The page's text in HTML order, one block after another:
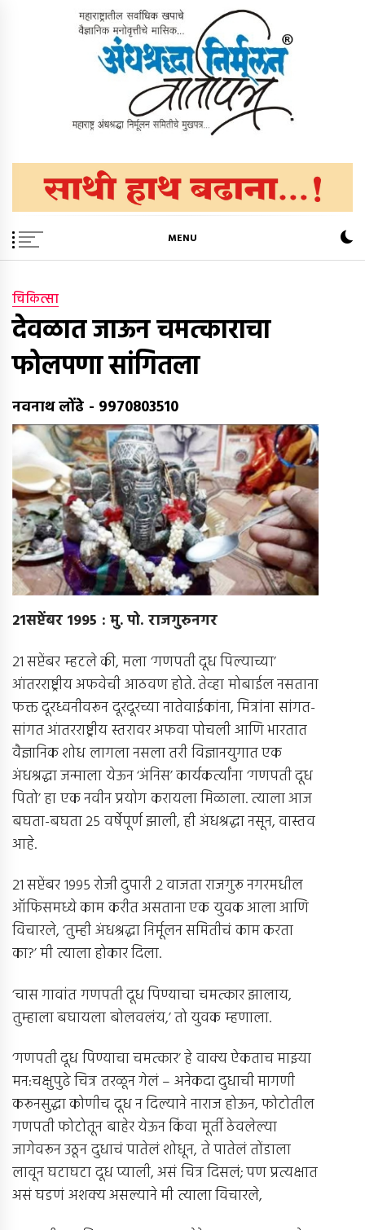
अंधश्रद्धा निर्मूलन वार्तापत्र ®
MENU
चिकित्सा
देवळात जाऊन चमत्काराचा
फोलपणा सांगितला
नवनाथ लोंढे - 9970803510
21सप्टेंबर 1995 : मु.पो. राजगुरुनगर
21 सप्टेंबर म्हटले की, मला ‘गणपती दूध पिल्याच्या’
आंतरराष्ट्रीय अफवेची आठवण होते. तेव्हा मोबाईल नसताना
फक्त दूरध्वनीवरून दूरदूरच्या नातेवाईकांना, मित्रांना सांगत-
सांगत आंतरराष्ट्रीय स्तरावर अफवा पोचली आणि भारतात
वैज्ञानिक शोध लागला नसला तरी विज्ञानयुगात एक
अंधश्रद्धा जन्माला येऊन ‘अंनिस’ कार्यकर्त्यांना ‘गणपती दूध
पितो’ हा एक नवीन प्रयोग करायला मिळाला. त्याला आज
बघता-बघता 25 वर्षेपूर्ण झाली, ही अंधश्रद्धा नसून, वास्तव
आहे.
21 सप्टेंबर 1995 रोजी दुपारी 2 वाजता राजगुरू नगरमधील
ऑफिसमध्ये काम करीत असताना एक युवक आला आणि
विचारले, ‘तुम्ही अंधश्रद्धा निर्मूलन समितीचं काम करता
का?’ मी त्याला होकार दिला.
‘चास गावांत गणपती दूध पिण्याचा चमत्कार झालाय,
तुम्हाला बघायला बोलवलंय,’ तो युवक म्हणाला.
‘गणपती दूध पिण्याचा चमत्कार’ हे वाक्य ऐकताच माझ्या
मन:चक्षुपुढे चित्र तरळून गेलं – अनेकदा दुधाची मागणी
करूनसुद्धा कोणीच दूध न दिल्याने नाराज होऊन, फोटोतील
गणपती फोटोतून बाहेर येऊन किंवा मूर्ती ठेवलेल्या
जागेवरून उठून दुधाचं पातेलं शोधून, ते पातेलं तोंडाला
लावून घटाघटा दूध प्याली, असं चित्र दिसलं; पण प्रत्यक्षात
असं घडणं अशक्य असल्याने मी त्याला विचारले,